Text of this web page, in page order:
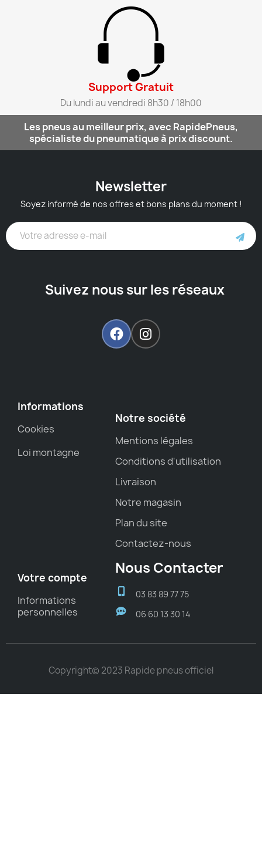
Support Gratuit​
Du lundi au vendredi 8h30 / 18h00​
Les pneus au meilleur prix, avec RapidePneus,
spécialiste du pneumatique à prix discount.
Newsletter
Soyez informé de nos offres et bons plans du moment !
Suivez nous sur les réseaux
Informations
Cookies
Loi montagne
Notre société
Mentions légales
Conditions d'utilisation
Livraison
Notre magasin
Plan du site
Contactez-nous
Votre compte
Informations
personnelles
Nous Contacter
03 83 89 77 75
06 60 13 30 14
Copyright© 2023 Rapide pneus officiel